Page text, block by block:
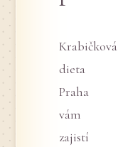
Krabičková
dieta
Praha
vám
zajistí